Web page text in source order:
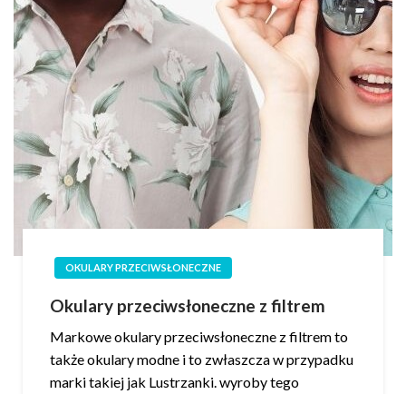
OKULARY PRZECIWSŁONECZNE
Okulary przeciwsłoneczne z filtrem
Markowe okulary przeciwsłoneczne z filtrem to
także okulary modne i to zwłaszcza w przypadku
marki takiej jak Lustrzanki. wyroby tego